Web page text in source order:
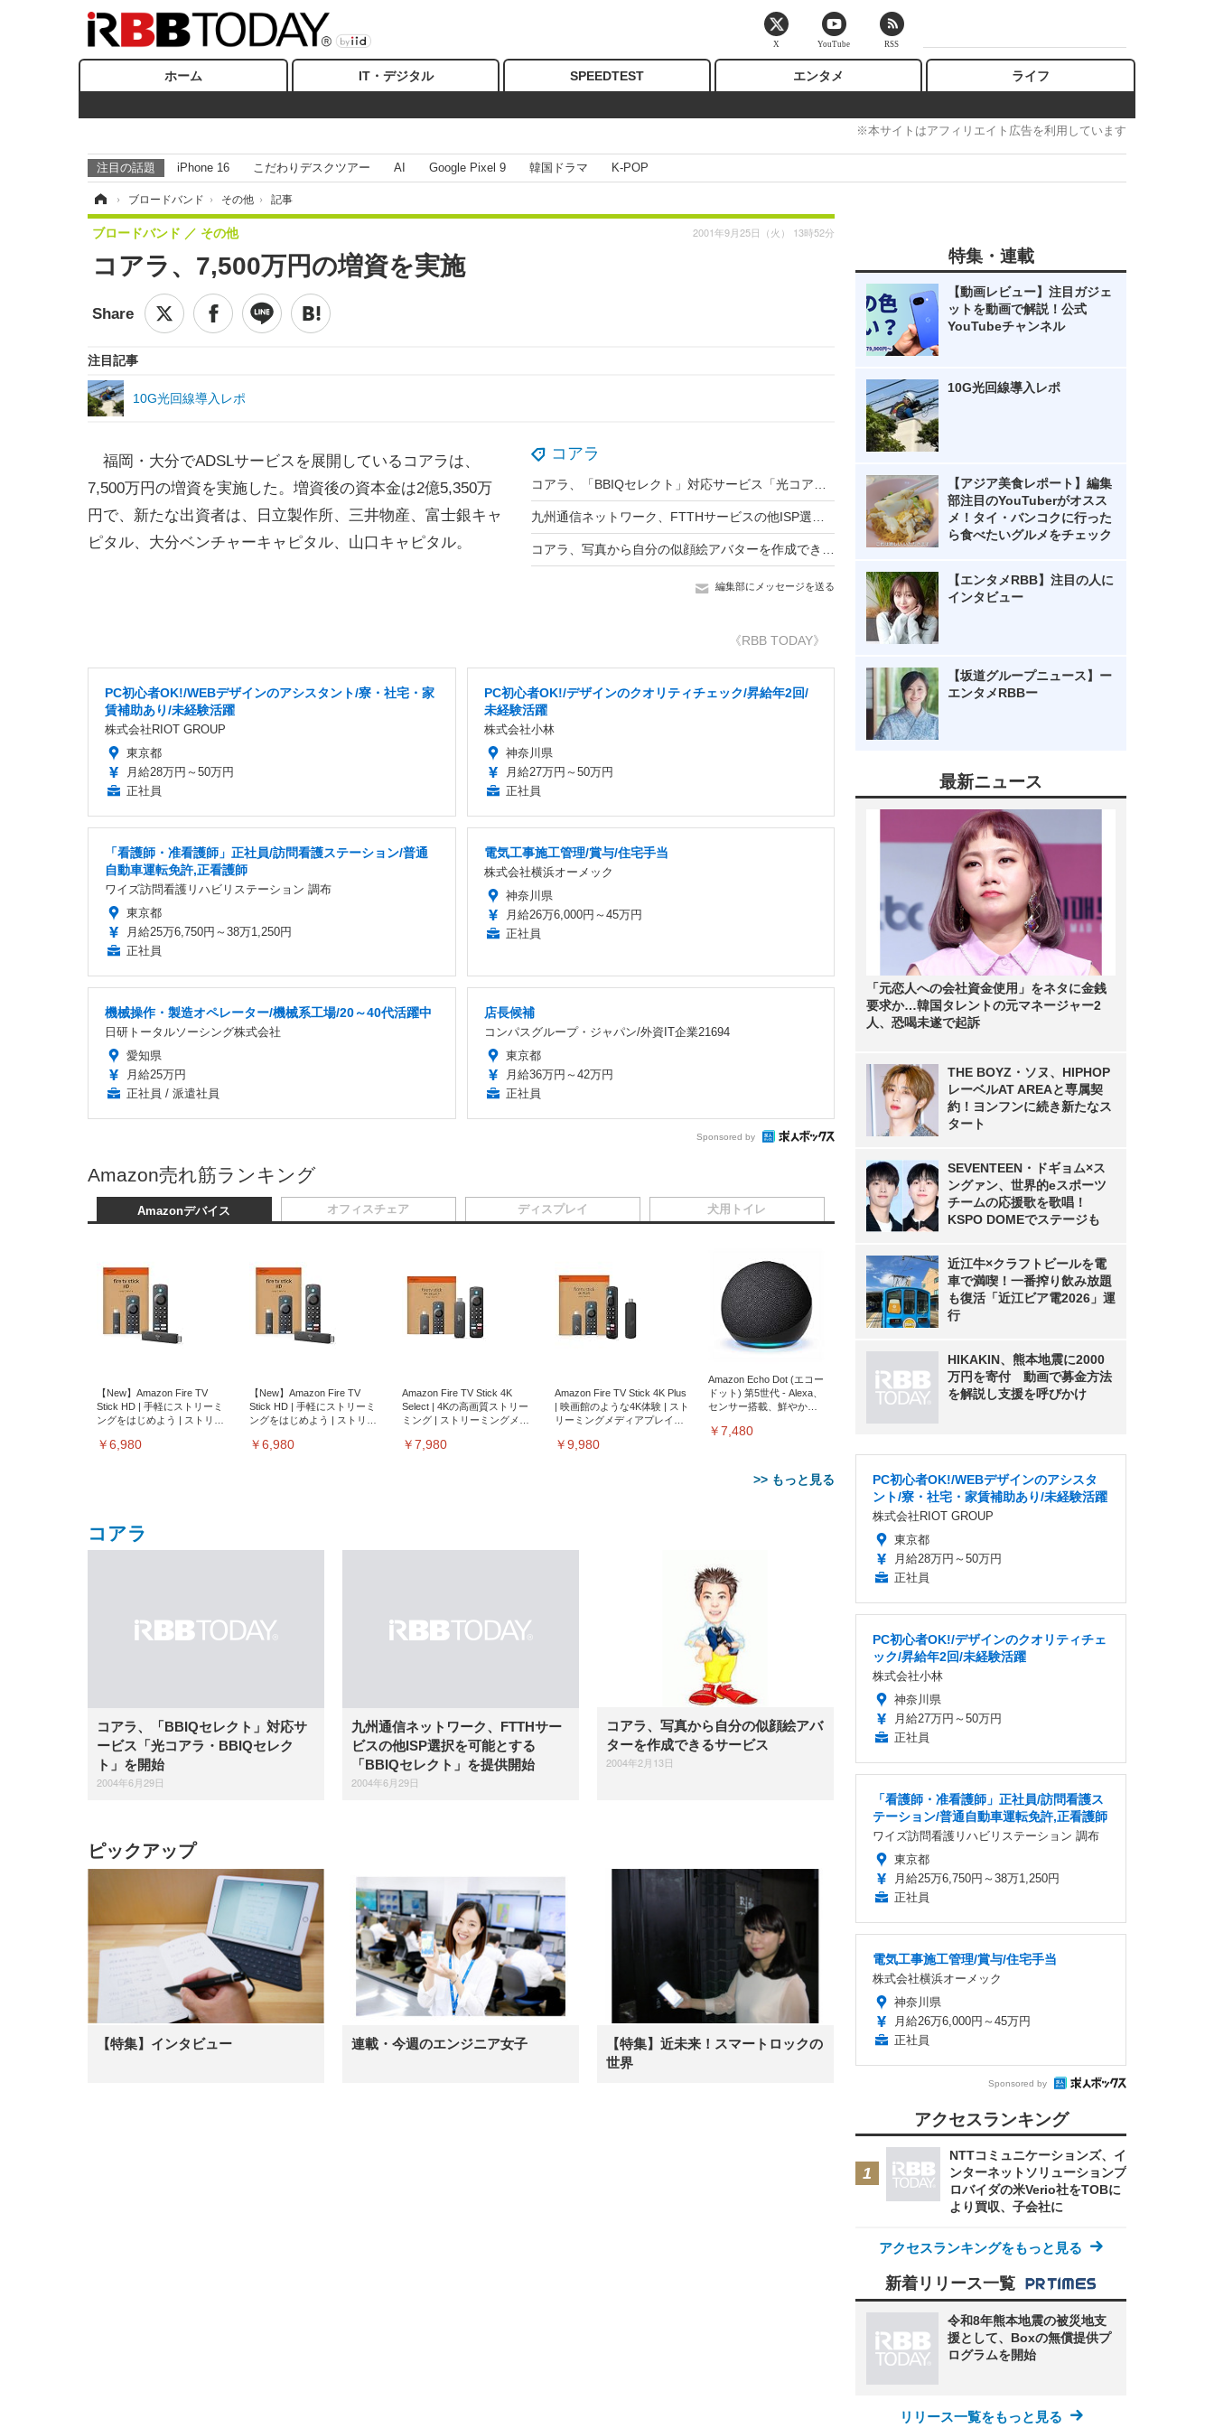
ホーム IT・デジタル SPEEDTEST エンタメ ライフ
※本サイトはアフィリエイト広告を利用しています
注目の話題 iPhone 16 こだわりデスクツアー AI Google Pixel 9 韓国ドラマ K-POP
› ブロードバンド › その他 › 記事
コアラ、7,500万円の増資を実施
ブロードバンド その他 2001年9月25日（火） 13時52分
注目記事
10G光回線導入レポ
コアラ
編集部にメッセージを送る
福岡・大分でADSLサービスを展開しているコアラは、
7,500万円の増資を実施した。増資後の資本金は2億5,350万
円で、新たな出資者は、日立製作所、三井物産、富士銀キャ
ピタル、大分ベンチャーキャピタル、山口キャピタル。
《RBB TODAY》
PC初心者OK!/WEBデザインのアシスタント/寮・社宅・家
賃補助あり/未経験活躍
株式会社RIOT GROUP
東京都
月給28万円～50万円
正社員
PC初心者OK!/デザインのクオリティチェック/昇給年2回/
未経験活躍
株式会社小林
神奈川県
月給27万円～50万円
正社員
「看護師・准看護師」正社員/訪問看護ステーション/普通
自動車運転免許,正看護師
ワイズ訪問看護リハビリステーション 調布
東京都
月給25万6,750円～38万1,250円
正社員
電気工事施工管理/賞与/住宅手当
株式会社横浜オーメック
神奈川県
月給26万6,000円～45万円
正社員
機械操作・製造オペレーター/機械系工場/20～40代活躍中
日研トータルソーシング株式会社
愛知県
月給25万円
正社員 / 派遣社員
店長候補
コンパスグループ・ジャパン/外資IT企業21694
東京都
月給36万円～42万円
正社員
Sponsored by
Amazon売れ筋ランキング
Amazonデバイス
【New】Amazon Fire TV
Stick HD | 手軽にストリーミ
ングをはじめよう | ストリー
￥6,980
【New】Amazon Fire TV
Stick HD | 手軽にストリーミ
ングをはじめよう | ストリー
￥6,980
Amazon Fire TV Stick 4K
Select | 4Kの高画質ストリー
ミング | ストリーミングメデ
￥7,980
Amazon Fire TV Stick 4K Plus
| 映画館のような4K体験 | スト
リーミングメディアプレイヤ
￥9,980
Amazon Echo Dot (エコー
ドット) 第5世代 - Alexa、
センサー搭載、鮮やかな
￥7,480
>> もっと見る
オフィスチェア
ナイロン樹脂ベース 通気性メ
ッシュ 在宅ワーク H-
WY01(黒網+黒枠+黒足)
式アームレスト 3Dヘッドレス
ト ハンガー付き 高反発クッシ
ョン PCチェア 通気性メッシ
ュ ゲーミング/勉強/事務用 お
しゃれ パソコンチェア (ブラ
ロッキング機能 人間工学 椅子
ームレスト 3Dヘッドレスト
ハンガー付き 高反発クッショ
ン PCチェア 通気性メッシュ
ゲーミング/勉強/事務用 おし
ANDWINT オフィスチェ
ア デスクチェア 肘なし メ
ッシュ 通気性 ランバーサ
ポート付き 腰サポート ガ
ス圧無段階昇降 360度回
クト 幅52×奥行58.5×高さ
84～96cm テレワーク 在
￥4,139
ディスプレイ
イベル VESA対応
ComfortView ビジネス向け
【MiniLED/24.5inch/280Hz/FHD】
GRAPHT THE SHOOTER
Gaming Monitor 24” Essential ゲ
ーミングモニター QD 24.5インチ
1ms FHD 量子ドット 残像低減 (3
￥34,980
犬用トイレ
販売)
アイリスオーヤマ ペット
シーツ 超厚型 お徳用 レギ
ュラー 200枚入
【Amazon.co.jp限定】
￥3,731
コアラ
コアラ、「BBIQセレクト」対応サ
ービス「光コアラ・BBIQセレク
ト」を開始
2004年6月29日
九州通信ネットワーク、FTTHサー
ビスの他ISP選択を可能とする
「BBIQセレクト」を提供開始
2004年6月29日
コアラ、写真から自分の似顔絵アバ
ターを作成できるサービス
2004年2月13日
ピックアップ
【特集】インタビュー 連載・今週のエンジニア女子
【特集】近未来！スマートロックの
世界
特集・連載
【動画レビュー】注目ガジェ
ットを動画で解説！公式
YouTubeチャンネル
10G光回線導入レポ
【アジア美食レポート】編集
部注目のYouTuberがオスス
メ！タイ・バンコクに行った
ら食べたいグルメをチェック
【エンタメRBB】注目の人に
インタビュー
【坂道グループニュース】ー
エンタメRBBー
最新ニュース
「元恋人への会社資金使用」をネタに金銭
要求か…韓国タレントの元マネージャー2
人、恐喝未遂で起訴
THE BOYZ・ソヌ、HIPHOP
レーベルAT AREAと専属契
約！ヨンフンに続き新たなス
タート
SEVENTEEN・ドギョム×ス
ングァン、世界的eスポーツ
チームの応援歌を歌唱！
KSPO DOMEでステージも
近江牛×クラフトビールを電
車で満喫！一番搾り飲み放題
も復活「近江ビア電2026」運
行
HIKAKIN、熊本地震に2000
万円を寄付 動画で募金方法
を解説し支援を呼びかけ
PC初心者OK!/WEBデザインのアシスタ
ント/寮・社宅・家賃補助あり/未経験活躍
株式会社RIOT GROUP
東京都
月給28万円～50万円
正社員
PC初心者OK!/デザインのクオリティチェ
ック/昇給年2回/未経験活躍
株式会社小林
神奈川県
月給27万円～50万円
正社員
「看護師・准看護師」正社員/訪問看護ス
テーション/普通自動車運転免許,正看護師
ワイズ訪問看護リハビリステーション 調布
東京都
月給25万6,750円～38万1,250円
正社員
電気工事施工管理/賞与/住宅手当
株式会社横浜オーメック
神奈川県
月給26万6,000円～45万円
正社員
Sponsored by
アクセスランキング
NTTコミュニケーションズ、イ
ンターネットソリューションプ
ロバイダの米Verio社をTOBに
より買収、子会社に
アクセスランキングをもっと見る
新着リリース一覧
令和8年熊本地震の被災地支
援として、Boxの無償提供プ
ログラムを開始
リリース一覧をもっと見る
X YouTube RSS